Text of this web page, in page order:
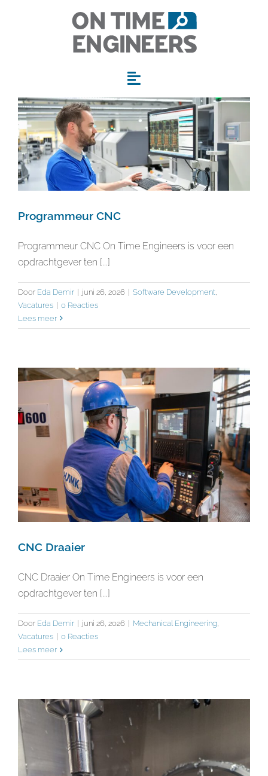
Toggle
Navigation
Home
Werkgebieden
Programmeur CNC
Programmeur CNC On Time Engineers is voor een
opdrachtgever ten [...]
Door Eda Demir juni 26, 2026 Software Development
Vacatures
0 Reacties
Lees meer
CNC Draaier
CNC Draaier On Time Engineers is voor een
opdrachtgever ten [...]
Door Eda Demir juni 26, 2026 Mechanical Engineering,
Vacatures
0 Reacties
Lees meer